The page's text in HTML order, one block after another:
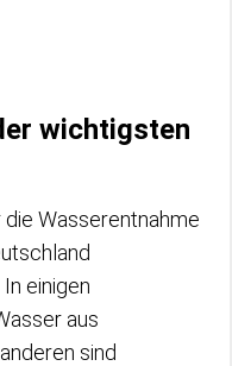
wichtigsten
Wasserentnahme
einigen
aus
sind